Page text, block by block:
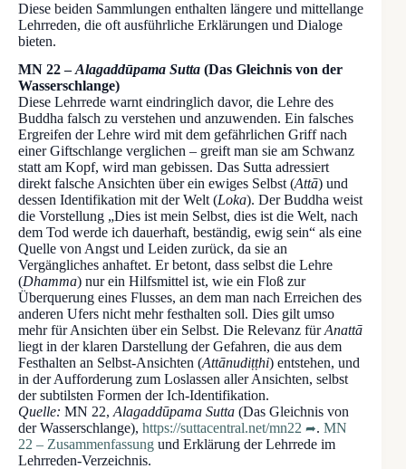
Diese beiden Sammlungen enthalten längere und mittellange
Lehrreden, die oft ausführliche Erklärungen und Dialoge
bieten.
MN 22 –Alagaddūpama Sutta (Das Gleichnis von der
Wasserschlange)
Diese Lehrrede warnt eindringlich davor, die Lehre des
Buddha falsch zu verstehen und anzuwenden. Ein falsches
Ergreifen der Lehre wird mit dem gefährlichen Griff nach
einer Giftschlange verglichen – greift man sie am Schwanz
statt am Kopf, wird man gebissen. Das Sutta adressiert
direkt falsche Ansichten über ein ewiges Selbst (Attā) und
dessen Identifikation mit der Welt (Loka). Der Buddha weist
die Vorstellung „Dies ist mein Selbst, dies ist die Welt, nach
dem Tod werde ich dauerhaft, beständig, ewig sein“ als eine
Quelle von Angst und Leiden zurück, da sie an
Vergängliches anhaftet. Er betont, dass selbst die Lehre
(Dhamma) nur ein Hilfsmittel ist, wie ein Floß zur
Überquerung eines Flusses, an dem man nach Erreichen des
anderen Ufers nicht mehr festhalten soll. Dies gilt umso
mehr für Ansichten über ein Selbst. Die Relevanz fürAnattā
liegt in der klaren Darstellung der Gefahren, die aus dem
Festhalten an Selbst-Ansichten (Attānudiṭṭhi) entstehen, und
in der Aufforderung zum Loslassen aller Ansichten, selbst
der subtilsten Formen der Ich-Identifikation.
Quelle: MN 22, Alagaddūpama Sutta (Das Gleichnis von
der Wasserschlange), https://suttacentral.net/mn22 . MN
22 – Zusammenfassung und Erklärung der Lehrrede im
Lehrreden-Verzeichnis.